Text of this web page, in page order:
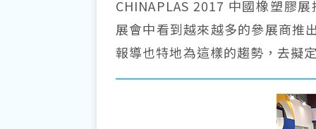
CHINAPLAS 2017 中國橡塑膠
展會中看到越來越多的參展商推
報導也特地為這樣的趨勢，去擬